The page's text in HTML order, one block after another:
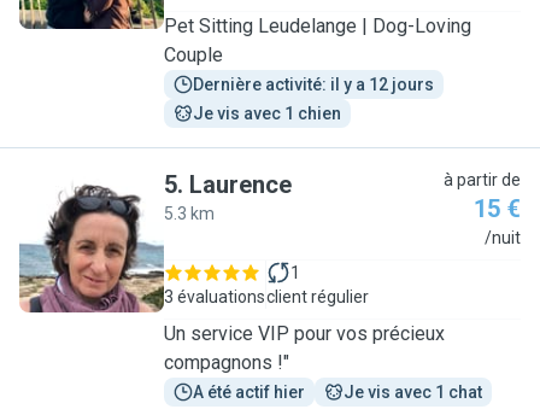
Pet Sitting Leudelange | Dog-Loving
Couple
Dernière activité: il y a 12 jours
Je vis avec 1 chien
L
5. Laurence
5.3 km
à partir de
15 €
/nuit
3 évaluations
1
client régulier
Un service VIP pour vos précieux
compagnons !"
A été actif hier Je vis avec 1 chat